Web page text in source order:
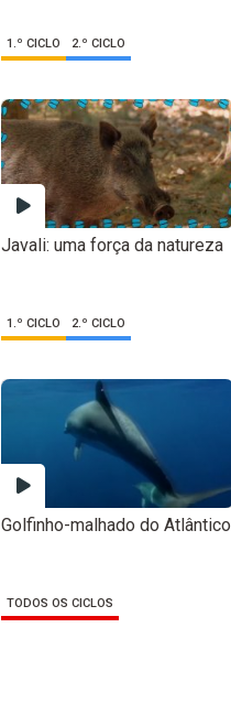
1.º CICLO 2.º CICLO
Javali: uma força da natureza
1.º CICLO 2.º CICLO
Golfinho-malhado do Atlântico
TODOS OS CICLOS